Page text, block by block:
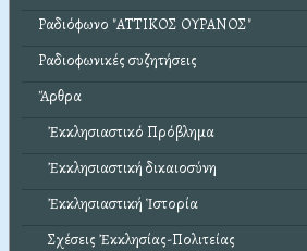
Ραδιόφωνο "ΑΤΤΙΚΟΣ ΟΥΡΑΝΟΣ"
Ραδιοφωνικές συζητήσεις
Ἄρθρα
Ἐκκλησιαστικό Πρόβλημα
Ἐκκλησιαστική δικαιοσύνη
Ἐκκλησιαστική Ἱστορία
Σχέσεις Ἐκκλησίας-Πολιτείας